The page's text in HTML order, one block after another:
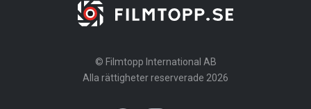
© Filmtopp International AB
Alla rättigheter reserverade 2026